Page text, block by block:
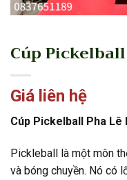
Cúp
Giá liên hệ
Cúp Pickelball Pha Lê
Pickleball là một môn
và bóng chuyền. Nó có